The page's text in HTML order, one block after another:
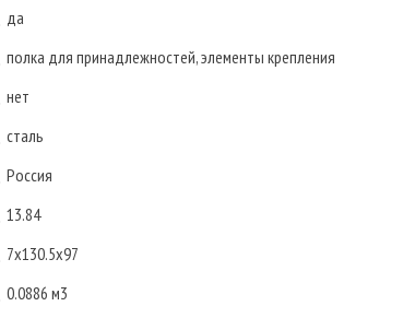
да
полка для принадлежностей, элементы крепления
нет
сталь
Россия
13.84
7x130.5x97
0.0886 м3